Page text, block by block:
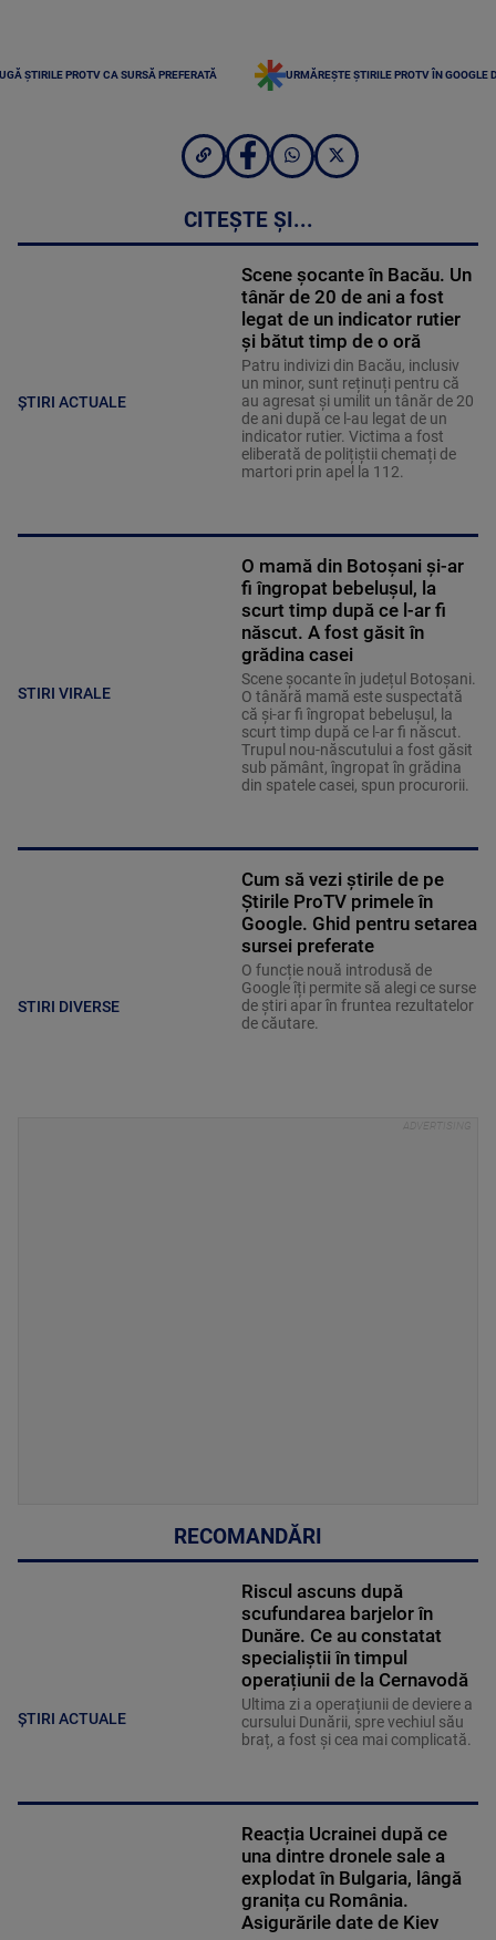
ȘTIRILE PROTV CA SURSĂ PREFERATĂ URMĂREȘTE ȘTIRILE PROTV ÎN GOOGLE
CITEȘTE ȘI...
ȘTIRI ACTUALE
Scene șocante în Bacău. Un
tânăr de 20 de ani a fost
legat de un indicator rutier
și bătut timp de o oră
Patru indivizi din Bacău, inclusiv
un minor, sunt reținuți pentru că
au agresat și umilit un tânăr de 20
de ani după ce l-au legat de un
indicator rutier. Victima a fost
eliberată de polițiștii chemați de
martori prin apel la 112.
STIRI VIRALE
O mamă din Botoșani și-ar
fi îngropat bebelușul, la
scurt timp după ce l-ar fi
născut. A fost găsit în
grădina casei
Scene șocante în județul Botoșani.
O tânără mamă este suspectată
că și-ar fi îngropat bebelușul, la
scurt timp după ce l-ar fi născut.
Trupul nou-născutului a fost găsit
sub pământ, îngropat în grădina
din spatele casei, spun procurorii.
STIRI DIVERSE
Cum să vezi știrile de pe
Știrile ProTV primele în
Google. Ghid pentru setarea
sursei preferate
O funcție nouă introdusă de
Google îți permite să alegi ce surse
de știri apar în fruntea rezultatelor
de căutare.
RECOMANDĂRI
ȘTIRI ACTUALE
Riscul ascuns după
scufundarea barjelor în
Dunăre. Ce au constatat
specialiștii în timpul
operațiunii de la Cernavodă
Ultima zi a operațiunii de deviere a
cursului Dunării, spre vechiul său
braț, a fost și cea mai complicată.
Reacția Ucrainei după ce
una dintre dronele sale a
explodat în Bulgaria, lângă
granița cu România.
Asigurările date de Kiev